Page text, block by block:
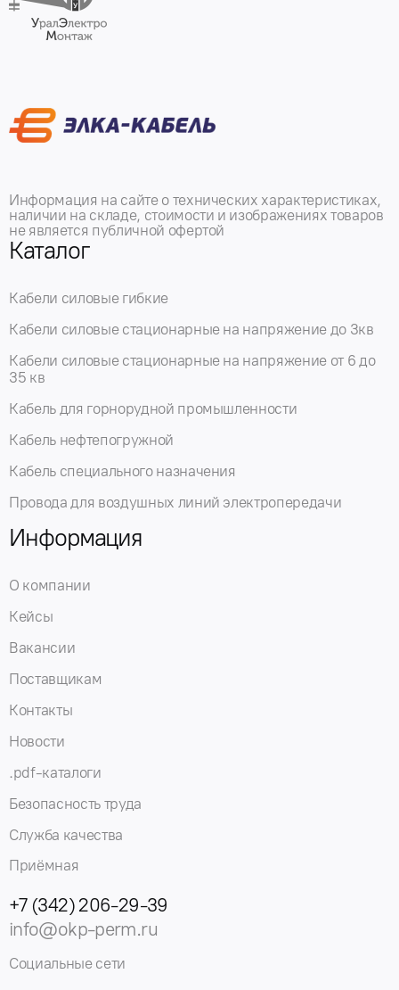
Информация на сайте о технических характеристиках,
наличии на складе, стоимости и изображениях товаров
не является публичной офертой
Каталог
Кабели силовые гибкие
Кабели силовые стационарные на напряжение до 3кв
Кабели силовые стационарные на напряжение от 6 до
35 кв
Кабель для горнорудной промышленности
Кабель нефтепогружной
Кабель специального назначения
Провода для воздушных линий электропередачи
Информация
О компании
Кейсы
Вакансии
Поставщикам
Контакты
Новости
.pdf-каталоги
Безопасность труда
Служба качества
Приёмная
+7 (342) 206-29-39
info@okp-perm.ru
Социальные сети